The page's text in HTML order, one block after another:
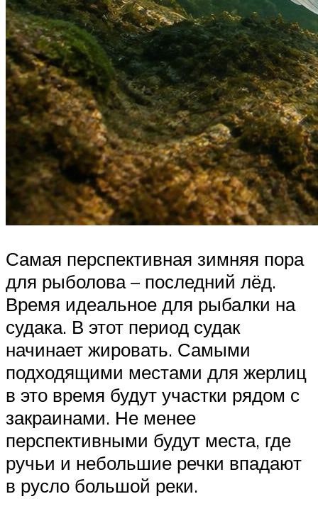
Самая перспективная зимняя пора
для рыболова – последний лёд.
Время идеальное для рыбалки на
судака. В этот период судак
начинает жировать. Самыми
подходящими местами для жерлиц
в это время будут участки рядом с
закраинами. Не менее
перспективными будут места, где
ручьи и небольшие речки впадают
в русло большой реки.